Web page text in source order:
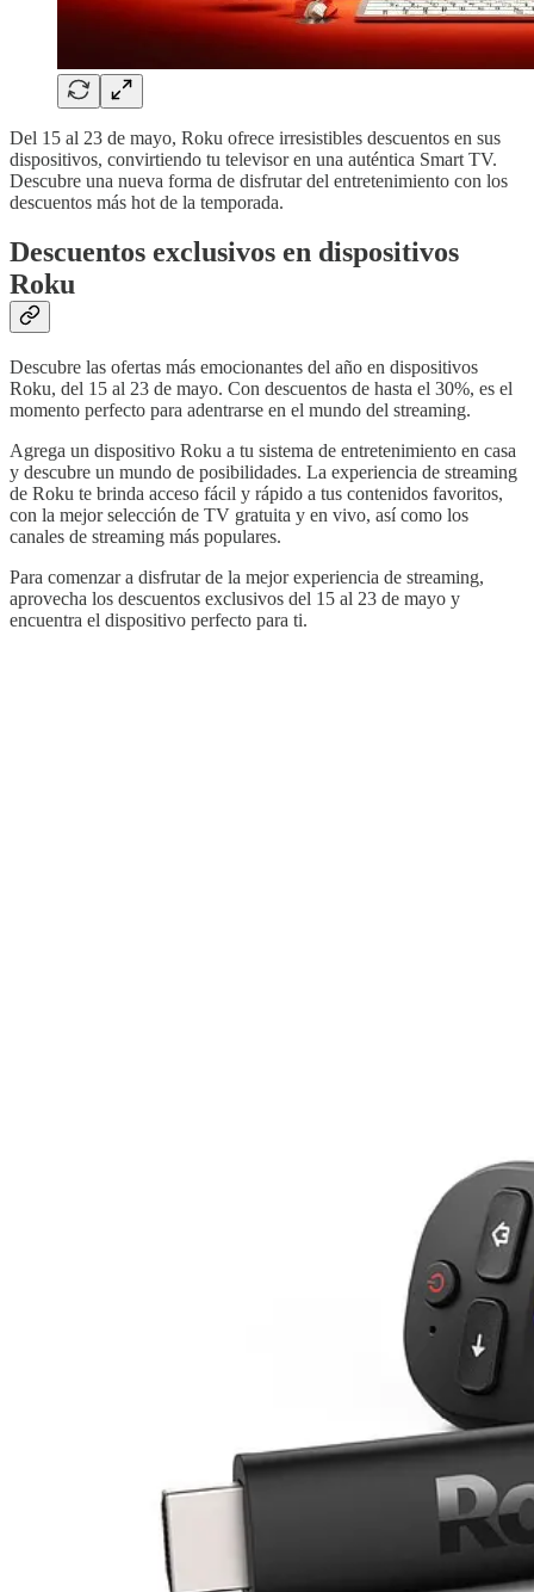
Del 15 al 23 de mayo, Roku ofrece irresistibles descuentos en sus
dispositivos, convirtiendo tu televisor en una auténtica Smart TV.
Descubre una nueva forma de disfrutar del entretenimiento con los
descuentos más hot de la temporada.
Descuentos exclusivos en dispositivos
Roku
Descubre las ofertas más emocionantes del año en dispositivos
Roku, del 15 al 23 de mayo. Con descuentos de hasta el 30%, es el
momento perfecto para adentrarse en el mundo del streaming.
Agrega un dispositivo Roku a tu sistema de entretenimiento en casa
y descubre un mundo de posibilidades. La experiencia de streaming
de Roku te brinda acceso fácil y rápido a tus contenidos favoritos,
con la mejor selección de TV gratuita y en vivo, así como los
canales de streaming más populares.
Para comenzar a disfrutar de la mejor experiencia de streaming,
aprovecha los descuentos exclusivos del 15 al 23 de mayo y
encuentra el dispositivo perfecto para ti.